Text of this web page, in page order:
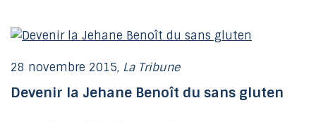
28 novembre 2015, La Tribune
Devenir la Jehane Benoît du sans gluten